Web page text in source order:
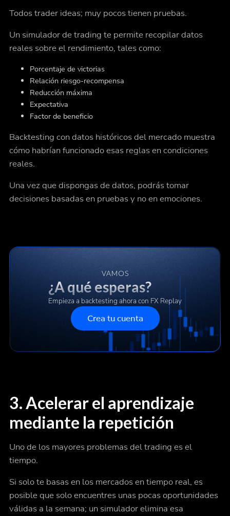
Todos trader ideas; muy pocos tienen pruebas.
Un simulador de trading te permite recopilar datos
reales sobre el rendimiento, tales como:
Porcentaje de victorias
Relación riesgo-recompensa
Reducción máxima
Expectativa
Factor de beneficio
Backtesting con datos históricos del mercado muestra
cómo habrían funcionado esas reglas en condiciones
reales.
Una vez que dispongas de datos, podrás tomar
decisiones basadas en pruebas y no en emociones.
VAMOS
¿A qué esperas?
Empieza a backtesting ahora con FX Replay
Crea tu cuenta
3. Acelerar el aprendizaje
mediante la repetición
Uno de los mayores problemas del trading es el
tiempo.
Si solo te basas en los mercados en tiempo real, es
posible que solo encuentres unas pocas oportunidades
válidas a la semana; un simulador elimina esa